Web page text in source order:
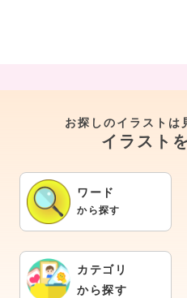
お探しのイラストは
イラスト
ワード
から探す
カテゴリ
から探す